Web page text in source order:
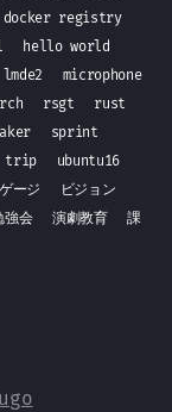
docker registry
hello world
lmde2
microphone
rsgt
rust
sprint
trip
ubuntu16
ージ
ビジョン
強会 演劇教育
課